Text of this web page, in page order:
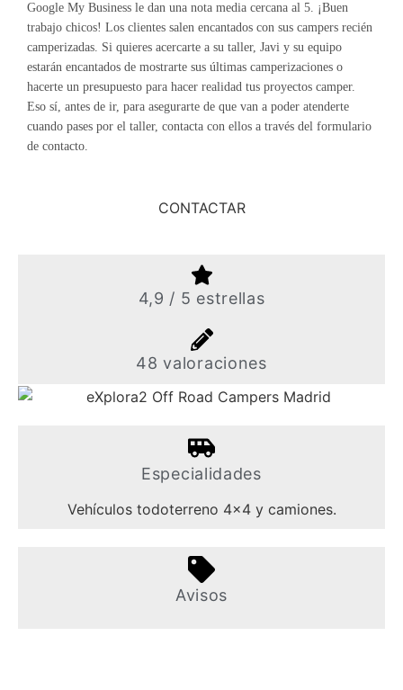
Google My Business le dan una nota media cercana al 5. ¡Buen
trabajo chicos! Los clientes salen encantados con sus campers recién
camperizadas. Si quieres acercarte a su taller, Javi y su equipo
estarán encantados de mostrarte sus últimas camperizaciones o
hacerte un presupuesto para hacer realidad tus proyectos camper.
Eso sí, antes de ir, para asegurarte de que van a poder atenderte
cuando pases por el taller, contacta con ellos a través del formulario
de contacto.
CONTACTAR
4,9 / 5 estrellas
48 valoraciones
Especialidades
Vehículos todoterreno 4×4 y camiones.
Avisos